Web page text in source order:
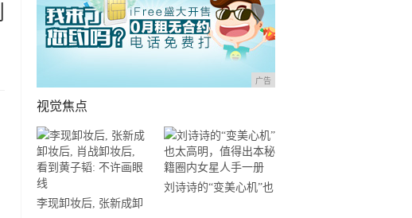
广告
视觉焦点
李现卸妆后, 张新成卸
刘诗诗的“变美心机”也